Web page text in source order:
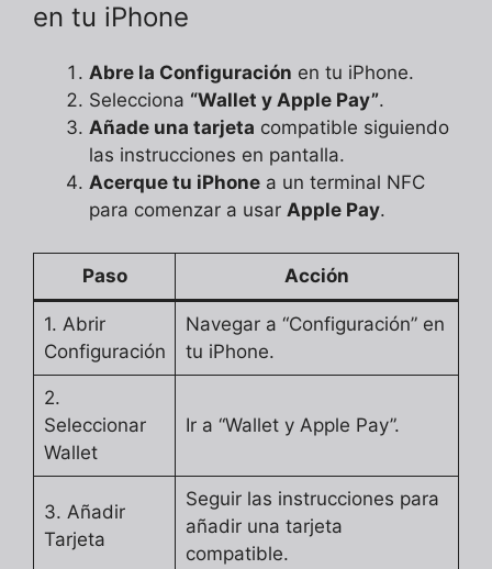
en tu iPhone
Abre la Configuración en tu iPhone.
Selecciona “Wallet y Apple Pay”.
Añade una tarjeta compatible siguiendo
las instrucciones en pantalla.
Acerque tu iPhone a un terminal NFC
para comenzar a usar Apple Pay.
Paso Acción
1. Abrir
Configuración
Navegar a “Configuración” en
tu iPhone.
2.
Seleccionar
Wallet
Ir a “Wallet y Apple Pay”.
3. Añadir
Tarjeta
Seguir las instrucciones para
añadir una tarjeta
compatible.